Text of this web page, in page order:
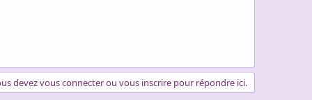
devez vous connecter ou vous inscrire pour répondre ici.